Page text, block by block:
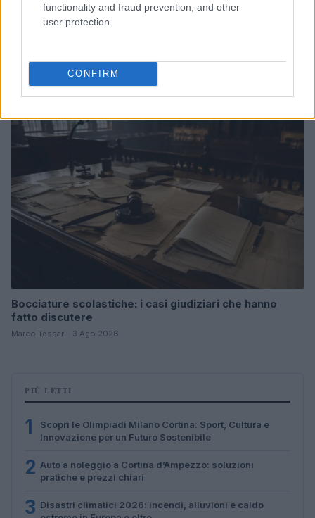
functionality and fraud prevention, and other
user protection.
CONFIRM
emozioni e canti
Marco Tessari · 3 Ago 2026
Bocciature scolastiche: i casi giudiziari che hanno
fatto discutere
Marco Tessari · 3 Ago 2026
PIÙ LETTI
1
Scopri le Olimpiadi Milano Cortina: Sport, Cultura e
Innovazione per un Futuro Sostenibile
2 Auto a noleggio a Cortina d’Ampezzo: soluzioni
pratiche e prezzi chiari
3 Disastri climatici 2026: incendi, alluvioni e caldo